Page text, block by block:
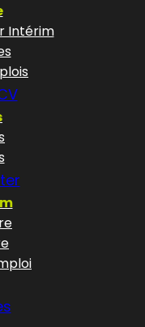
Intérim